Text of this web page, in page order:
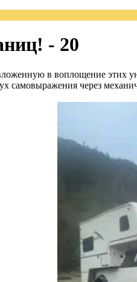
- 20
в воплощение этих
самовыражения через